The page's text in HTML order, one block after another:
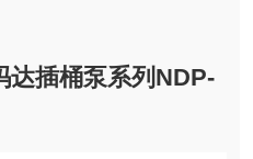
达插桶泵系列NDP-